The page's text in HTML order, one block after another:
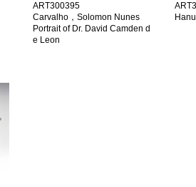
ART300395
Carvalho，Solomon Nunes
Portrait of Dr. David Camden d
e Leon